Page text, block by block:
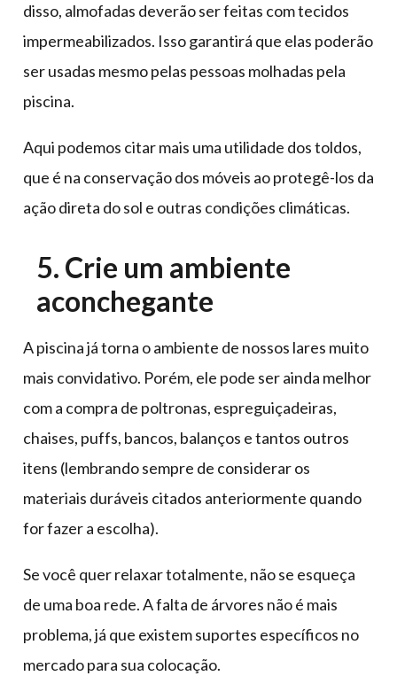
disso, almofadas deverão ser feitas com tecidos
impermeabilizados. Isso garantirá que elas poderão
ser usadas mesmo pelas pessoas molhadas pela
piscina.
Aqui podemos citar mais uma utilidade dos toldos,
que é na conservação dos móveis ao protegê-los da
ação direta do sol e outras condições climáticas.
5. Crie um ambiente
aconchegante
A piscina já torna o ambiente de nossos lares muito
mais convidativo. Porém, ele pode ser ainda melhor
com a compra de poltronas, espreguiçadeiras,
chaises, puffs, bancos, balanços e tantos outros
itens (lembrando sempre de considerar os
materiais duráveis citados anteriormente quando
for fazer a escolha).
Se você quer relaxar totalmente, não se esqueça
de uma boa rede. A falta de árvores não é mais
problema, já que existem suportes específicos no
mercado para sua colocação.